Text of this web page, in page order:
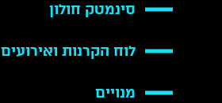
סינמטק חולון
לוח הקרנות ואירועים
מנויים